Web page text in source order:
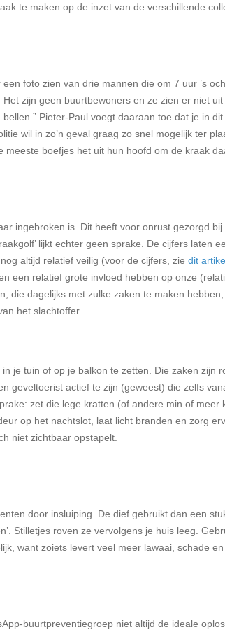
te maken op de inzet van de verschillende
foto zien van drie mannen die om 7 uur ’s
zijn geen buurtbewoners en ze zien er niet uit
Pieter-Paul voegt daaraan toe dat je in
wil in zo’n geval graag zo snel mogelijk ter
boefjes het uit hun hoofd om de kraak
ingebroken is. Dit heeft voor onrust gezorgd bij
lijkt echter geen sprake. De cijfers laten
altijd relatief veilig (voor de cijfers, zie dit
een relatief grote invloed hebben op onze
die dagelijks met zulke zaken te maken
het slachtoffer.
je tuin of op je balkon te zetten. Die zaken zijn
geveltoerist actief te zijn (geweest) die zelfs
zet die lege kratten (of andere min of meer
op het nachtslot, laat licht branden en zorg
niet zichtbaar opstapelt.
door insluiping. De dief gebruikt dan een
Stilletjes roven ze vervolgens je huis leeg.
want zoiets levert veel meer lawaai, schade
buurtpreventiegroep niet altijd de ideale